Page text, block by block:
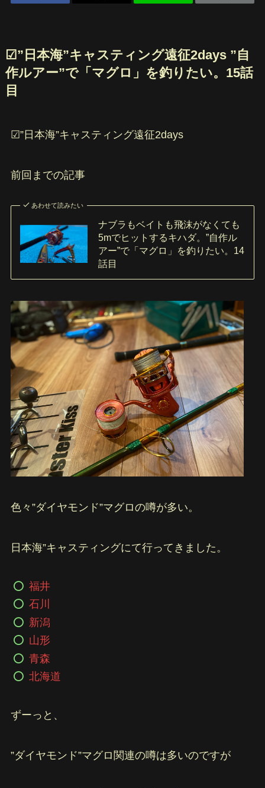
☑︎”日本海”キャスティング遠征2days ”自
作ルアー”で「マグロ」を釣りたい。15話
目
☑︎”日本海”キャスティング遠征2days
前回までの記事
あわせて読みたい
ナブラもベイトも飛沫がなくても
5mでヒットするキハダ。”自作ル
アー”で「マグロ」を釣りたい。14
話目
色々”ダイヤモンド”マグロの噂が多い。
日本海”キャスティングにて行ってきました。
福井
石川
新潟
山形
青森
北海道
ずーっと、
”ダイヤモンド”マグロ関連の噂は多いのですが